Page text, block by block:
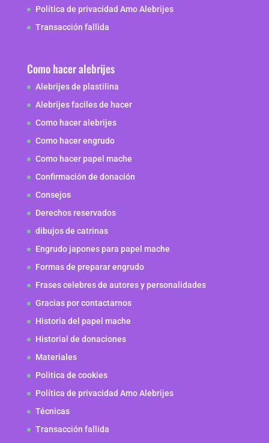
Política de privacidad Amo Alebrijes
Transacción fallida
Como hacer alebrijes
Alebrijes de plastilina
Alebrijes faciles de hacer
Como hacer alebrijes
Como hacer engrudo
Como hacer papel mache
Confirmación de donación
Consejos
Derechos reservados
dibujos de catrinas
Engrudo japones para papel mache
Formas de preparar engrudo
Frases celebres de autores y personalidades
Gracias por contactarnos
Historia del papel mache
Historial de donaciones
Materiales
Politica de cookies
Política de privacidad Amo Alebrijes
Técnicas
Transacción fallida